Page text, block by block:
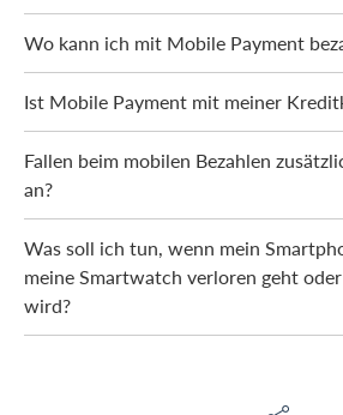
Wo kann ich mit Mobile Payment
Ist Mobile Payment mit meiner
Fallen beim mobilen Bezahlen
an?
Was soll ich tun, wenn mein
meine Smartwatch verloren geht
wird?